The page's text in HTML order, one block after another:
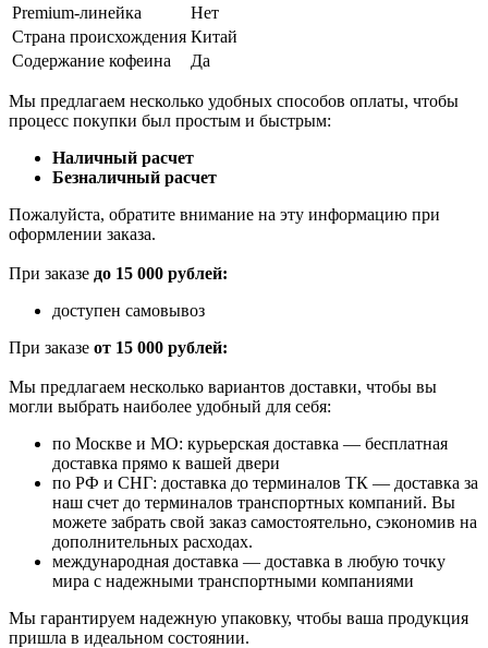
Premium-линейка
Нет
Страна происхождения Китай
Содержание кофеина
Да
Мы предлагаем несколько удобных способов оплаты, чтобы
процесс покупки был простым и быстрым:
Наличный расчет
Безналичный расчет
Пожалуйста, обратите внимание на эту информацию при
оформлении заказа.
При заказе до 15 000 рублей:
доступен самовывоз
При заказе от 15 000 рублей:
Мы предлагаем несколько вариантов доставки, чтобы вы
могли выбрать наиболее удобный для себя:
по Москве и МО: курьерская доставка — бесплатная
доставка прямо к вашей двери
по РФ и СНГ: доставка до терминалов ТК — доставка за
наш счет до терминалов транспортных компаний. Вы
можете забрать свой заказ самостоятельно, сэкономив на
дополнительных расходах.
международная доставка — доставка в любую точку
мира с надежными транспортными компаниями
Мы гарантируем надежную упаковку, чтобы ваша продукция
пришла в идеальном состоянии.